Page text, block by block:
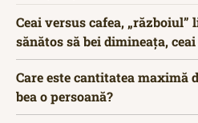
Ceai versus cafea, „războiul”
sănătos să bei dimineața,
Care este cantitatea maximă
bea o persoană?